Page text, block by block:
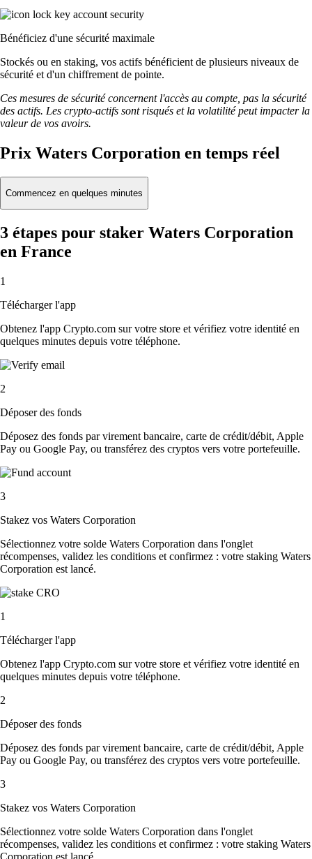
Bénéficiez d'une sécurité maximale
Stockés ou en staking, vos actifs bénéficient de plusieurs niveaux de
sécurité et d'un chiffrement de pointe.
Ces mesures de sécurité concernent l'accès au compte, pas la sécurité
des actifs. Les crypto-actifs sont risqués et la volatilité peut impacter la
valeur de vos avoirs.
Prix Waters Corporation en temps réel
Commencez en quelques minutes
3 étapes pour staker Waters Corporation
en France
1
Télécharger l'app
Obtenez l'app Crypto.com sur votre store et vérifiez votre identité en
quelques minutes depuis votre téléphone.
2
Déposer des fonds
Déposez des fonds par virement bancaire, carte de crédit/débit, Apple
Pay ou Google Pay, ou transférez des cryptos vers votre portefeuille.
3
Stakez vos Waters Corporation
Sélectionnez votre solde Waters Corporation dans l'onglet
récompenses, validez les conditions et confirmez : votre staking Waters
Corporation est lancé.
1
Télécharger l'app
Obtenez l'app Crypto.com sur votre store et vérifiez votre identité en
quelques minutes depuis votre téléphone.
2
Déposer des fonds
Déposez des fonds par virement bancaire, carte de crédit/débit, Apple
Pay ou Google Pay, ou transférez des cryptos vers votre portefeuille.
3
Stakez vos Waters Corporation
Sélectionnez votre solde Waters Corporation dans l'onglet
récompenses, validez les conditions et confirmez : votre staking Waters
Corporation est lancé.